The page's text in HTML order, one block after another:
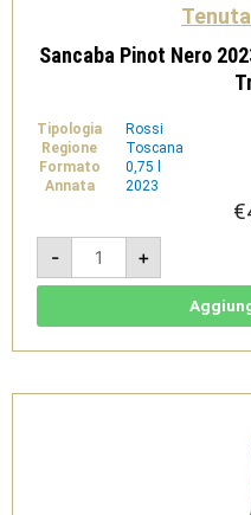
Sancaba Pinot Nero
Tipologia
Rossi
Regione
Toscana
Formato
0,75 l
Annata
2023
€
-
Sancaba
Pinot
Nero
2023
-
Trinoro
+